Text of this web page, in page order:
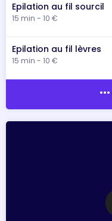
Epilation au fil sourcil
15 min - 10 €
Epilation au fil lèvres
15 min - 10 €
more_horiz